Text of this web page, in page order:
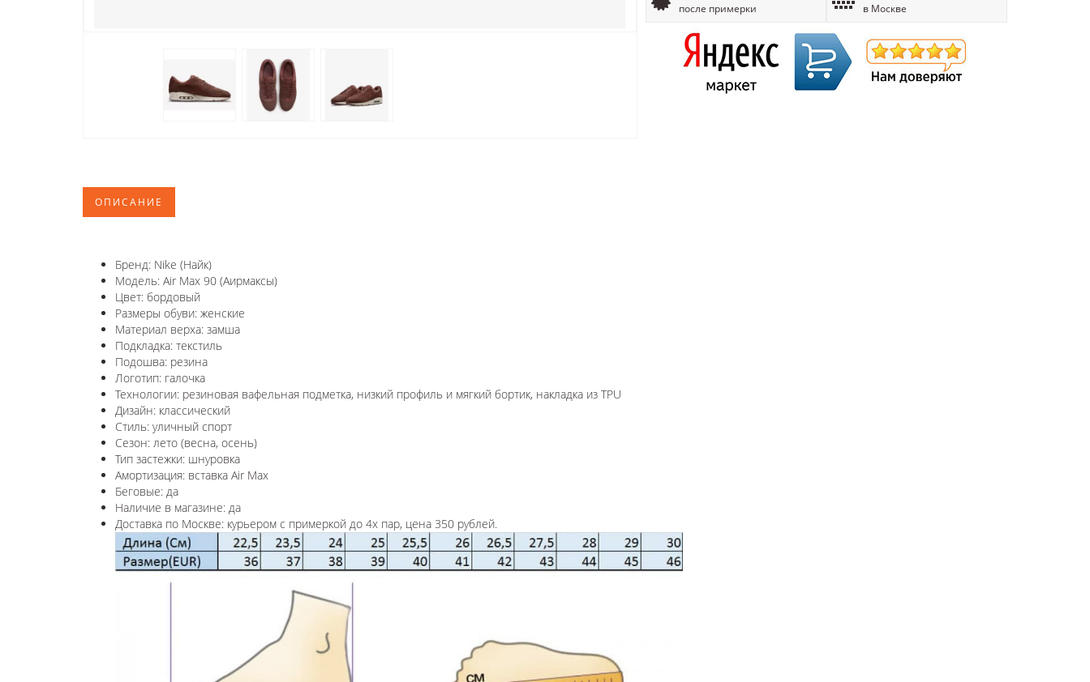
после примерки
в Москве
ОПИСАНИЕ
Бренд: Nike (Найк)
Модель: Air Max 90 (Аирмаксы)
Цвет: бордовый
Размеры обуви: женские
Материал верха: замша
Подкладка: текстиль
Подошва: резина
Логотип: галочка
Технологии: резиновая вафельная подметка, низкий профиль и мягкий бортик, накладка из TPU
Дизайн: классический
Стиль: уличный спорт
Сезон: лето (весна, осень)
Тип застежки: шнуровка
Амортизация: вставка Air Max
Беговые: да
Наличие в магазине: да
Доставка по Москве: курьером с примеркой до 4х пар, цена 350 рублей.